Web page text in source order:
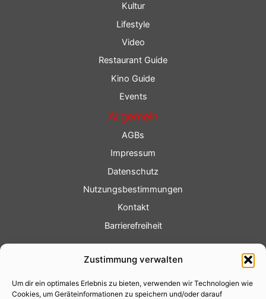
Zustimmung verwalten
Um dir ein optimales Erlebnis zu bieten, verwenden wir Technologien wie
Cookies, um Geräteinformationen zu speichern und/oder darauf
Kultur
Lifestyle
Video
Restaurant Guide
Kino Guide
Events
Allgemein
AGBs
Impressum
Datenschutz
Nutzungsbestimmungen
Kontakt
Barrierefreiheit
Fotoservice
Videoservice